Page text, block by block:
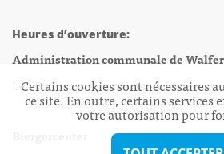
Heures d’ouverture:
Administration communale de
Lu - Ve 08h00 - 11h30
13h30 - 16h00
Certains cookies sont nécessaires
ce site. En outre, certains services
votre autorisation pour